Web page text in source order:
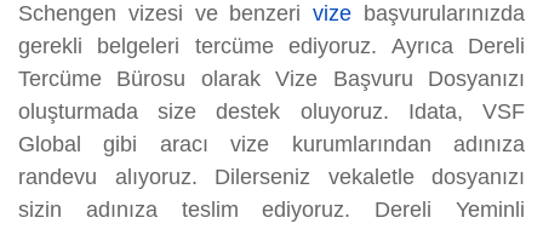
Schengen vizesi ve benzerivize başvurularınızda
gerekli belgeleri tercüme ediyoruz. Ayrıca Dereli
Tercüme Bürosu olarak Vize Başvuru Dosyanızı
oluşturmada size destek oluyoruz. Idata, VSF
Global gibi aracı vize kurumlarından adınıza
randevu alıyoruz. Dilerseniz vekaletle dosyanızı
sizin adınıza teslim ediyoruz. Dereli Yeminli